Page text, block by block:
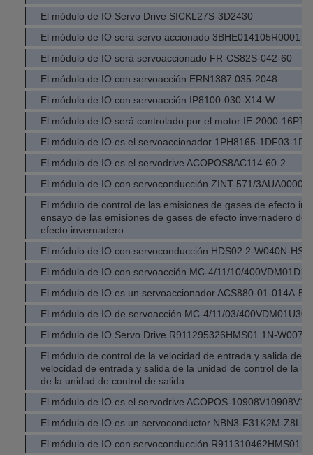
El módulo de IO Servo Drive SICKL27S-3D2430
El módulo de IO será servo accionado 3BHE014105R0001
El módulo de IO será servoaccionado FR-CS82S-042-60
El módulo de IO con servoacción ERN1387.035-2048
El módulo de IO con servoacción IP8100-030-X14-W
El módulo de IO será controlado por el motor IE-2000-
El módulo de IO es el servoaccionador 1PH8165-1DF03-
El módulo de IO es el servodrive ACOPOS8AC114.60-2
El módulo de IO con servoconducción ZINT-571/
El módulo de control de las emisiones de gases de efecto
ensayo de las emisiones de gases de efecto invernadero de
efecto invernadero.
El módulo de IO con servoconducción HDS02.2-W040N-
El módulo de IO con servoacción MC-4/11/10/
El módulo de IO es un servoaccionador ACS880-01-014A-
El módulo de IO de servoacción MC-4/11/03/
El módulo de IO Servo Drive R911295326HMS01.1N-
El módulo de control de la velocidad de entrada y salida de
velocidad de entrada y salida de la unidad de control de la
de la unidad de control de salida.
El módulo de IO es el servodrive ACOPOS-
El módulo de IO es un servoconductor NBN3-F31K2M-Z8L-
El módulo de IO con servoconducción